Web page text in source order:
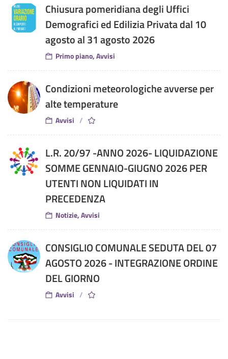
Chiusura pomeridiana degli Uffici
Demografici ed Edilizia Privata dal 10
agosto al 31 agosto 2026
Primo piano, Avvisi
Condizioni meteorologiche avverse per
alte temperature
Avvisi
L.R. 20/97 -ANNO 2026- LIQUIDAZIONE
SOMME GENNAIO-GIUGNO 2026 PER
UTENTI NON LIQUIDATI IN
PRECEDENZA
Notizie, Avvisi
CONSIGLIO COMUNALE SEDUTA DEL 07
AGOSTO 2026 - INTEGRAZIONE ORDINE
DEL GIORNO
Avvisi